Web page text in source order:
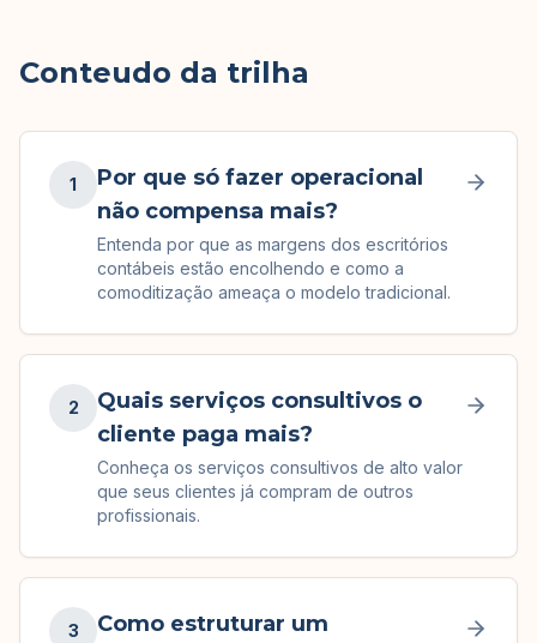
Conteudo da trilha
1
Por que só fazer operacional
não compensa mais?
Entenda por que as margens dos escritórios
contábeis estão encolhendo e como a
comoditização ameaça o modelo tradicional.
2
Quais serviços consultivos o
cliente paga mais?
Conheça os serviços consultivos de alto valor
que seus clientes já compram de outros
profissionais.
3
Como estruturar um